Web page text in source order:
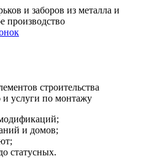
и заборов из металла и
производство
строительства
и услуги по монтажу
и домов;
статусных.